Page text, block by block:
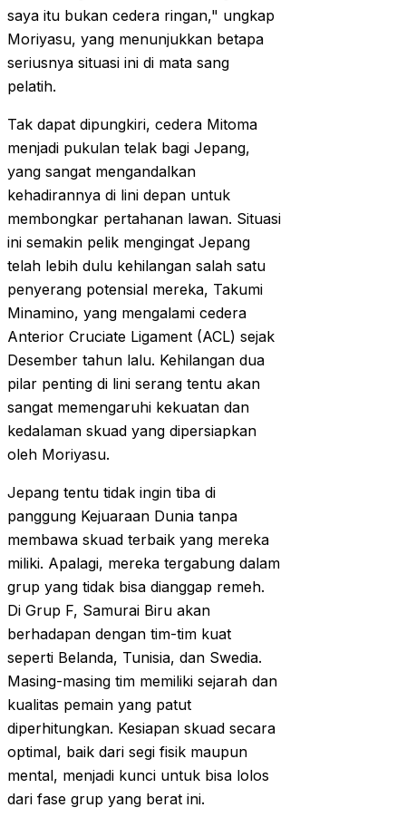
saya itu bukan cedera ringan," ungkap
Moriyasu, yang menunjukkan betapa
seriusnya situasi ini di mata sang
pelatih.
Tak dapat dipungkiri, cedera Mitoma
menjadi pukulan telak bagi Jepang,
yang sangat mengandalkan
kehadirannya di lini depan untuk
membongkar pertahanan lawan. Situasi
ini semakin pelik mengingat Jepang
telah lebih dulu kehilangan salah satu
penyerang potensial mereka, Takumi
Minamino, yang mengalami cedera
Anterior Cruciate Ligament (ACL) sejak
Desember tahun lalu. Kehilangan dua
pilar penting di lini serang tentu akan
sangat memengaruhi kekuatan dan
kedalaman skuad yang dipersiapkan
oleh Moriyasu.
Jepang tentu tidak ingin tiba di
panggung Kejuaraan Dunia tanpa
membawa skuad terbaik yang mereka
miliki. Apalagi, mereka tergabung dalam
grup yang tidak bisa dianggap remeh.
Di Grup F, Samurai Biru akan
berhadapan dengan tim-tim kuat
seperti Belanda, Tunisia, dan Swedia.
Masing-masing tim memiliki sejarah dan
kualitas pemain yang patut
diperhitungkan. Kesiapan skuad secara
optimal, baik dari segi fisik maupun
mental, menjadi kunci untuk bisa lolos
dari fase grup yang berat ini.